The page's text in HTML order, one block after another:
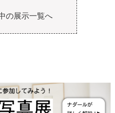
の展示一覧へ